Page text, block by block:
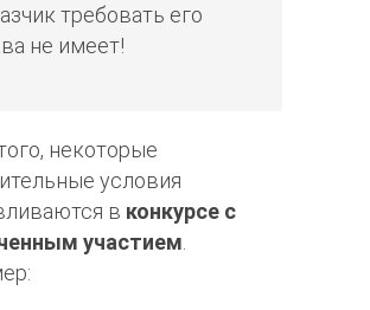
требовать его
не имеет!
некоторые
условия
в конкурсе с
участием